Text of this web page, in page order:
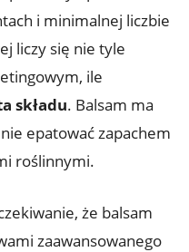
i minimalnej liczbie
liczy się nie tyle
ile
składu. Balsam ma
epatować zapachem
roślinnymi.
że balsam
zaawansowanego